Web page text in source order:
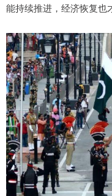
能持续推进，经济恢复也